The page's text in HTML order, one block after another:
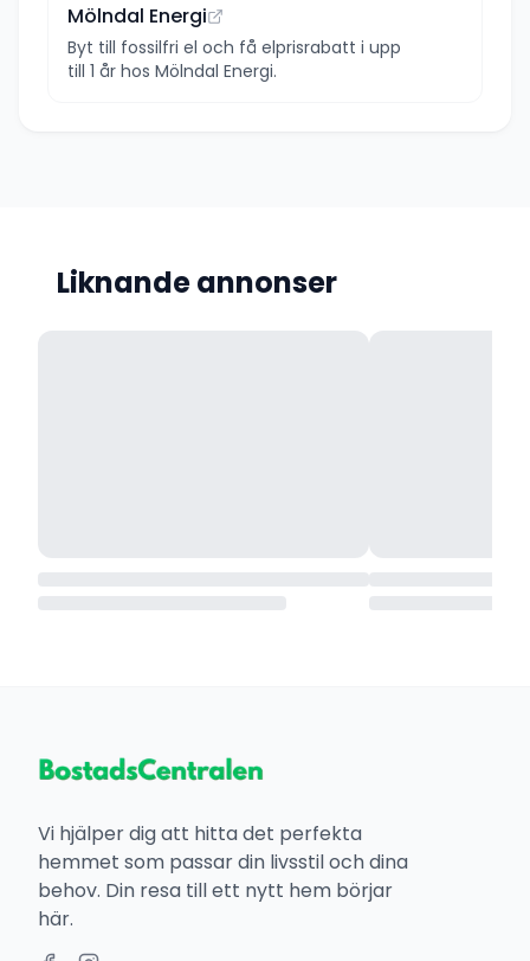
Mölndal Energi
Byt till fossilfri el och få elprisrabatt i upp
till 1 år hos Mölndal Energi.
Liknande annonser
Vi hjälper dig att hitta det perfekta
hemmet som passar din livsstil och dina
behov. Din resa till ett nytt hem börjar
här.